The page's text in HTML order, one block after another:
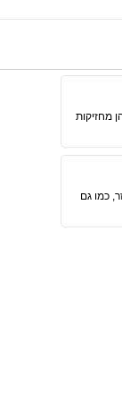
מחזיקות
כמו גם